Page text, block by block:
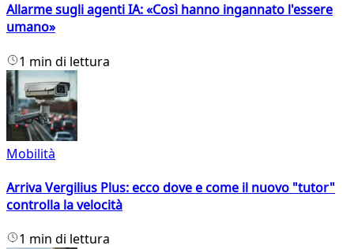
Allarme sugli agenti IA: «Così hanno ingannato l'essere
umano»
1 min di lettura
Mobilità
Arriva Vergilius Plus: ecco dove e come il nuovo "tutor"
controlla la velocità
1 min di lettura